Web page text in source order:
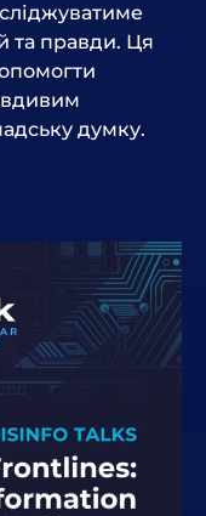
та правди. Ця
думку.